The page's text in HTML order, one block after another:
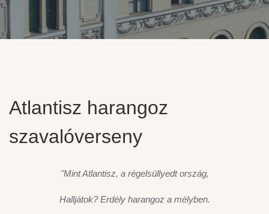
Atlantisz harangoz
szavalóverseny
"Mint Atlantisz, a régelsüllyedt ország,
Halljátok? Erdély harangoz a mélyben.